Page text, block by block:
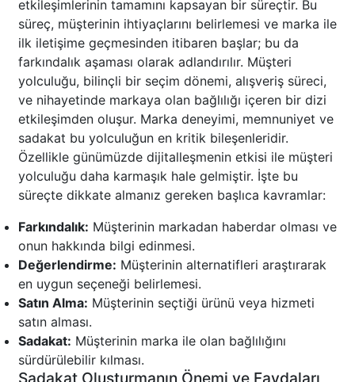
etkileşimlerinin tamamını kapsayan bir süreçtir. Bu
süreç, müşterinin ihtiyaçlarını belirlemesi ve marka ile
ilk iletişime geçmesinden itibaren başlar; bu da
farkındalık aşaması olarak adlandırılır. Müşteri
yolculuğu, bilinçli bir seçim dönemi, alışveriş süreci,
ve nihayetinde markaya olan bağlılığı içeren bir dizi
etkileşimden oluşur. Marka deneyimi, memnuniyet ve
sadakat bu yolculuğun en kritik bileşenleridir.
Özellikle günümüzde dijitalleşmenin etkisi ile müşteri
yolculuğu daha karmaşık hale gelmiştir. İşte bu
süreçte dikkate almanız gereken başlıca kavramlar:
Farkındalık: Müşterinin markadan haberdar olması ve
onun hakkında bilgi edinmesi.
Değerlendirme: Müşterinin alternatifleri araştırarak
en uygun seçeneği belirlemesi.
Satın Alma: Müşterinin seçtiği ürünü veya hizmeti
satın alması.
Sadakat: Müşterinin marka ile olan bağlılığını
sürdürülebilir kılması.